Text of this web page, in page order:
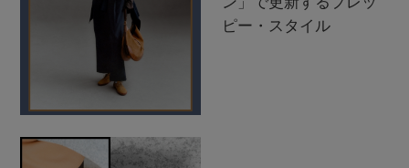
ピー・スタイル